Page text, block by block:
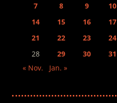
7
8 9 10
14
15 16 17
21
22 23 24
28
29 30
31
« Nov.
Jan. »